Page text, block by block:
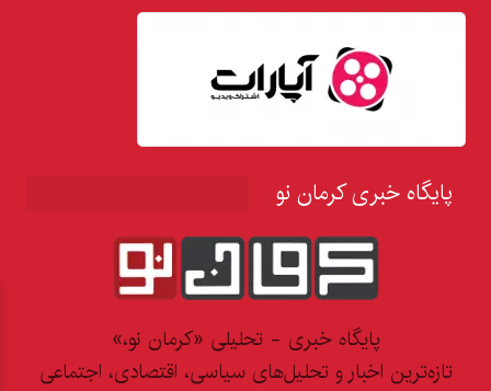
پایگاه خبری کرمان نو
پایگاه خبری - تحلیلی «کرمان نو،»
تازه‌ترین اخبار و تحلیل‌های سیاسی، اقتصادی، اجتماعی